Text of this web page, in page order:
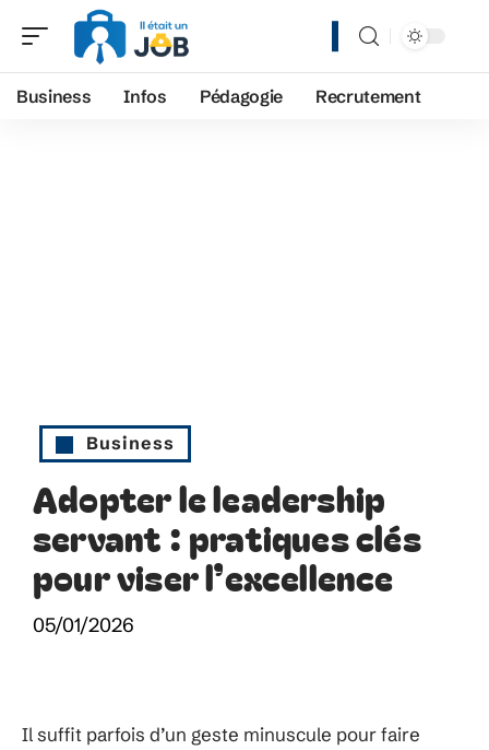
Business Infos Pédagogie Recrutement
Business
Adopter le leadership
servant : pratiques clés
pour viser l’excellence
05/01/2026
Il suffit parfois d’un geste minuscule pour faire